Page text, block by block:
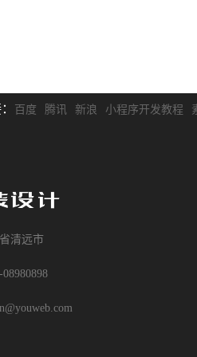
百度 腾讯 新浪 小程序开发教程
清远市
08980898